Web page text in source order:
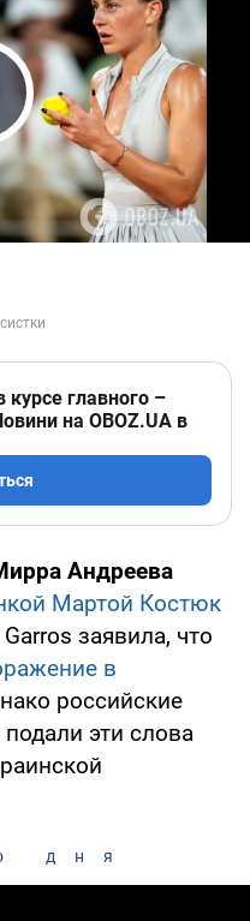
Video
главного –
на OBOZ.UA в
Андреева
Мартой Костюк
заявила, что
в
российские
эти слова
дня